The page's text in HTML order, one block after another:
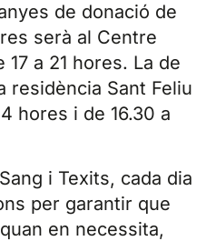
de donació de
serà al Centre
a 21 hores. La de
residència Sant Feliu
hores i de 16.30 a
i Texits, cada dia
per garantir que
en necessita,